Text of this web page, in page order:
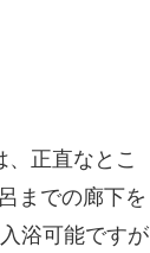
正直なとこ
までの廊下を
浴可能ですが